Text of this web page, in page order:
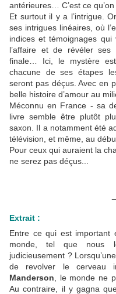
antérieures… C’est ce
Et surtout il y a l’intrigue.
ses intrigues linéaires, où
indices et témoignages
l’affaire et de révéler ses
finale… Ici, le mystère
chacune de ses étapes
seront pas déçus. Avec en
belle histoire d’amour au
Méconnu en France - sa
livre semble être plutôt
saxon. Il a notamment été
télévision, et même, au
Pour ceux qui auraient la
ne serez pas déçus...
Extrait :
Entre ce qui est important
monde, tel que nous
judicieusement ?
de revolver le cerveau
Manderson , le monde ne
Au contraire, il y gagna